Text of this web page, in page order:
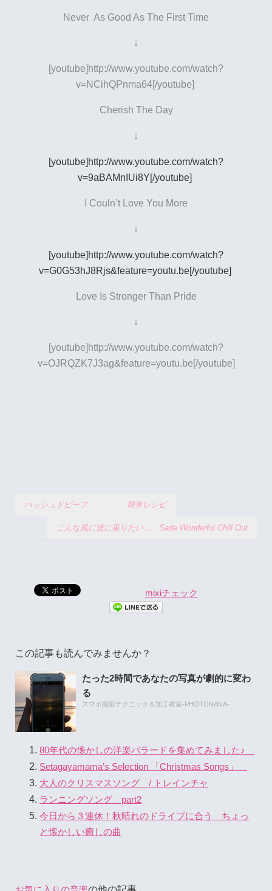
Never As Good As The First Time
↓
[youtube]http://www.youtube.com/watch?
v=NCihQPnma64[/youtube]
Cherish The Day
↓
[youtube]http://www.youtube.com/watch?
v=9aBAMnIUi8Y[/youtube]
I Couln’t Love You More
↓
[youtube]http://www.youtube.com/watch?
v=G0G53hJ8Rjs&feature=youtu.be[/youtube]
Love Is Stronger Than Pride
↓
[youtube]http://www.youtube.com/watch?
v=OJRQZK7J3ag&feature=youtu.be[/youtube]
ハッシュドビーフ 簡単レシピ
こんな風に波に乗りたい… Sade Wonderful Chill Out
mixiチェック
この記事も読んでみませんか？
たった2時間であなたの写真が劇的に変わ
る
スマホ撮影テクニック＆加工教室-PHOTONANA-
80年代の懐かしの洋楽バラードを集めてみました♪
Setagayamama’s Selection 「Christmas Songs」
大人のクリスマスソング / トレインチャ
ランニングソング part2
今日から３連休！秋晴れのドライブに合う ちょっ
と懐かしい癒しの曲